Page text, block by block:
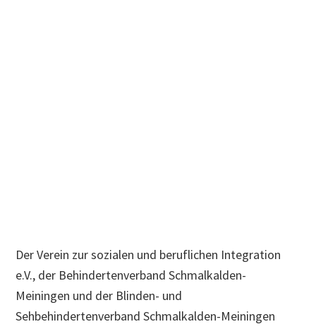
Der Verein zur sozialen und beruflichen Integration
e.V., der Behindertenverband Schmalkalden-
Meiningen und der Blinden- und
Sehbehindertenverband Schmalkalden-Meiningen